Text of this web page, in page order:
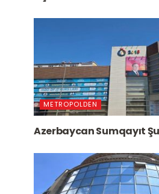
METROPOLDEN
Azerbaycan Sumqayıt